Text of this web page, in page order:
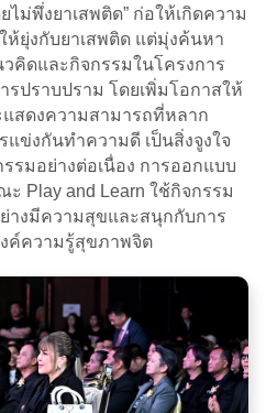
ไม่พึ่งยาเสพติด” ก่อให้เกิดความ
ห้ยุ่งกับยาเสพติด แต่มุ่งค้นหา
คิดและกิจกรรมในโครงการ
รปราบปราม โดยเพิ่มโอกาสให้
สดงความสามารถที่หลาก
ข่งกันทำความดี เป็นสิ่งจูงใจ
รมอย่างต่อเนื่อง การออกแบบ
Play and Learn ใช้กิจกรรม
ย่างมีความสุขและสนุกกับการ
งค์ความรู้สุขภาพจิต